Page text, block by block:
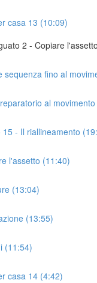
casa 13 (10:09)
2 - Copiare l'assetto
sequenza fino al
al
15 - Il riallineamento
l'assetto (11:40)
(13:04)
(13:55)
(11:54)
casa 14 (4:42)